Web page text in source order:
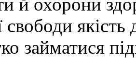
свободи
займатися